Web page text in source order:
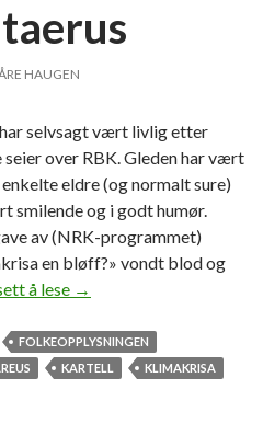
r
i
r
u
a
k
t
u
l
l
HAUGEN
selvsagt vært livlig etter
over RBK. Gleden har vært
eldre (og normalt sure)
smilende og i godt humør.
av (NRK-programmet)
en bløff?» vondt blod og
å lese H
m
o
→
FOLKEOPPLYSNINGEN
KARTELL
KLIMAKRISA